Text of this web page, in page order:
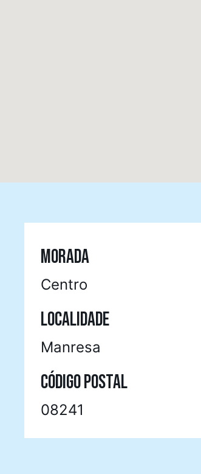
MORADA
Centro
LOCALIDADE
Manresa
CÓDIGO POSTAL
08241